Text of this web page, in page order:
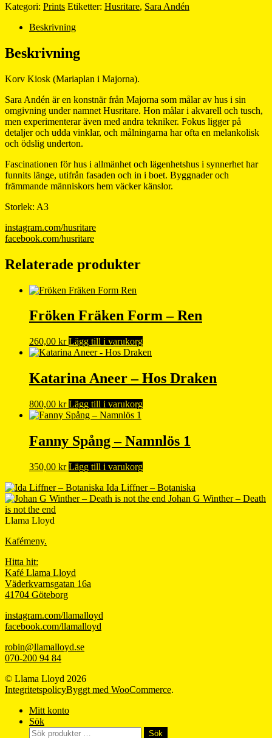
Kategori: Prints Etiketter: Husritare, Sara Andén
Beskrivning
Beskrivning
Korv Kiosk (Mariaplan i Majorna).
Sara Andén är en konstnär från Majorna som målar av hus i sin
omgivning under namnet Husritare. Hon målar i akvarell och tusch,
men experimenterar även med andra tekniker. Fokus ligger på
detaljer och udda vinklar, och målningarna har ofta en melankolisk
och ödslig underton.
Fascinationen för hus i allmänhet och lägenhetshus i synnerhet har
funnits länge, utifrån fasaden och in i boet. Byggnader och
främmande människors hem väcker känslor.
Storlek: A3
instagram.com/husritare
facebook.com/husritare
Relaterade produkter
Fröken Fräken Form – Ren
260,00 kr Lägg till i varukorg
Katarina Aneer – Hos Draken
800,00 kr Lägg till i varukorg
Fanny Spång – Namnlös 1
350,00 kr Lägg till i varukorg
Ida Liffner – Botaniska
Johan G Winther – Death
is not the end
Llama Lloyd
Kafémeny.
Hitta hit:
Kafé Llama Lloyd
Väderkvarnsgatan 16a
41704 Göteborg
instagram.com/llamalloyd
facebook.com/llamalloyd
robin@llamalloyd.se
070-200 94 84
© Llama Lloyd 2026
IntegritetspolicyByggt med WooCommerce.
Mitt konto
Sök
Sök
Sök